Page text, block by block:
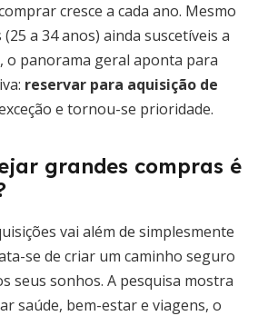
cresce a cada ano. Mesmo
a 34 anos) ainda suscetíveis a
o panorama geral aponta para
reservar para aquisição de
e tornou-se prioridade.
grandes compras é
vai além de simplesmente
se de criar um caminho seguro
seus sonhos. A pesquisa mostra
saúde, bem-estar e viagens, o